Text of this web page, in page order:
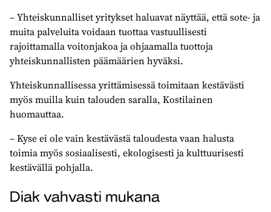
– Yhteiskunnalliset yritykset haluavat näyttää, että sote- ja
muita palveluita voidaan tuottaa vastuullisesti
rajoittamalla voitonjakoa ja ohjaamalla tuottoja
yhteiskunnallisten päämäärien hyväksi.
Yhteiskunnallisessa yrittämisessä toimitaan kestävästi
myös muilla kuin talouden saralla, Kostilainen
huomauttaa.
– Kyse ei ole vain kestävästä taloudesta vaan halusta
toimia myös sosiaalisesti, ekologisesti ja kulttuurisesti
kestävällä pohjalla.
Diak vahvasti mukana